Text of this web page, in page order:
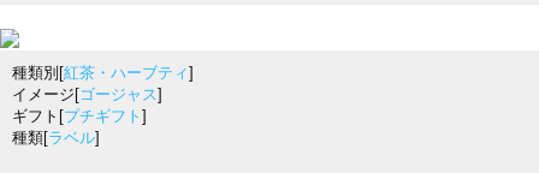
種類別[紅茶・ハーブティ]
イメージ[ゴージャス]
ギフト[プチギフト ]
種類[ラベル]